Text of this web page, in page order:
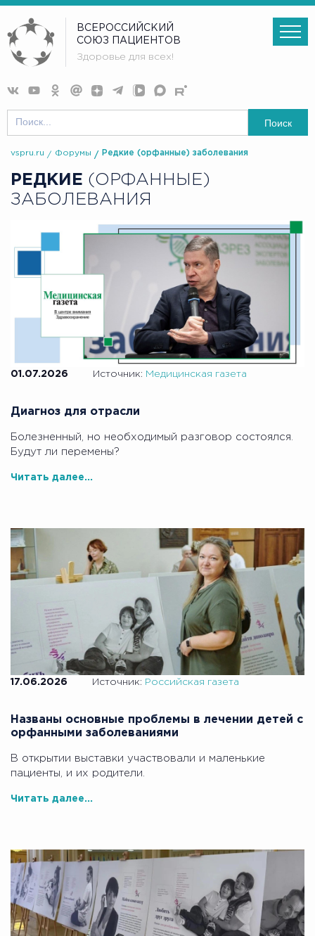
ВСЕРОССИЙСКИЙ
СОЮЗ ПАЦИЕНТОВ
Здоровье для всех!
Поиск
vspru.ru Форумы Редкие (орфанные) заболевания
РЕДКИЕ (ОРФАННЫЕ)
ЗАБОЛЕВАНИЯ
01.07.2026 Источник: Медицинская газета
Диагноз для отрасли
Болезненный, но необходимый разговор состоялся.
Будут ли перемены?
Читать далее...
17.06.2026 Источник: Российская газета
Названы основные проблемы в лечении детей с
орфанными заболеваниями
В открытии выставки участвовали и маленькие
пациенты, и их родители.
Читать далее...